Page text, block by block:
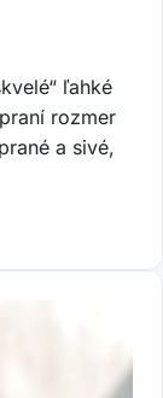
ľahké
rozmer
a sivé,